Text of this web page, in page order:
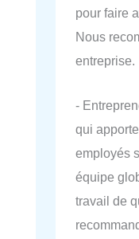
pour faire
Nous
entreprise.
-
qui
employés
équipe
travail de